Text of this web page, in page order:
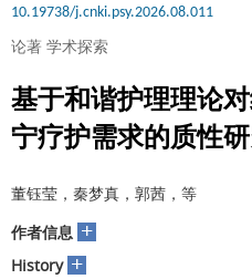
10.19738/j.cnki.psy.2026.08.011
论著 学术探索
基于和谐护理理论
宁疗护需求的质性
董钰莹，秦梦真，郭茜，等
作者信息 +
History +